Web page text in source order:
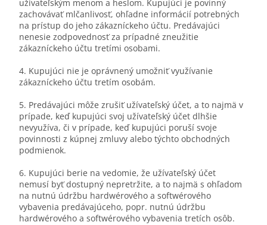
užívateľským menom a heslom. Kupujúci je povinný
zachovávať mlčanlivosť, ohľadne informácií potrebných
na prístup do jeho zákazníckeho účtu. Predávajúci
nenesie zodpovednosť za prípadné zneužitie
zákazníckeho účtu tretími osobami.
4. Kupujúci nie je oprávnený umožniť využívanie
zákazníckeho účtu tretím osobám.
5. Predávajúci môže zrušiť užívateľský účet, a to najmä v
prípade, keď kupujúci svoj užívateľský účet dlhšie
nevyužíva, či v prípade, keď kupujúci poruší svoje
povinnosti z kúpnej zmluvy alebo týchto obchodných
podmienok.
6. Kupujúci berie na vedomie, že užívateľský účet
nemusí byť dostupný nepretržite, a to najmä s ohľadom
na nutnú údržbu hardwérového a softwérového
vybavenia predávajúceho, popr. nutnú údržbu
hardwérového a softwérového vybavenia tretích osôb.